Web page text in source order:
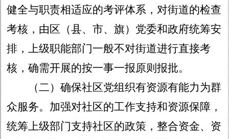
健全与职责相适应的考评体系，对街道的检查
考核，由区（县、市、旗）党委和政府统筹安
排，上级职能部门一般不对街道进行直接考
核，确需开展的按一事一报原则报批。
（二）确保社区党组织有资源有能力为群
众服务。 加强对社区的工作支持和资源保障，
统筹上级部门支持社区的政策，整合资金、资